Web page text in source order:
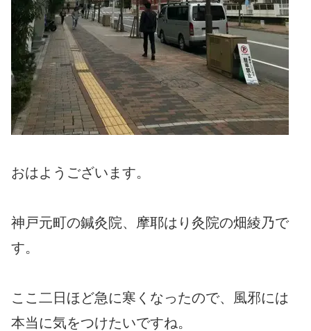
おはようございます。
神戸元町の鍼灸院、摩耶はり灸院の畑綾乃で
す。
ここ二日ほど急に寒くなったので、風邪には
本当に気をつけたいですね。